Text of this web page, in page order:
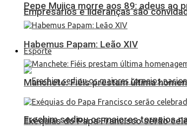
Empresários e lideranças são
Esporte
Erechim sediou os maiores torneios
Pepe Mujica morre aos 89: adeus ao
Habemus Papam: Leão XIV
Manchete: Fiéis prestam última
Exéquias do Papa Francisco serão